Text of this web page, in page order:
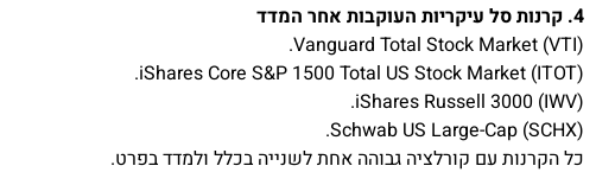
4. קרנות סל עיקריות העוקבות אחר המדד
Vanguard Total Stock Market (VTI).
iShares Core S&P 1500 Total US Stock Market (ITOT).
iShares Russell 3000 (IWV).
Schwab US Large-Cap (SCHX).
כל הקרנות עם קורלציה גבוהה אחת לשנייה בכלל ולמדד בפרט.